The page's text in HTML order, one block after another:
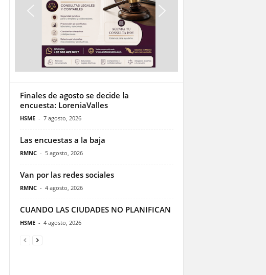
Finales de agosto se decide la
encuesta: LoreniaValles
HSME - 7 agosto, 2026
Las encuestas a la baja
RMNC - 5 agosto, 2026
Van por las redes sociales
RMNC - 4 agosto, 2026
CUANDO LAS CIUDADES NO PLANIFICAN
HSME - 4 agosto, 2026